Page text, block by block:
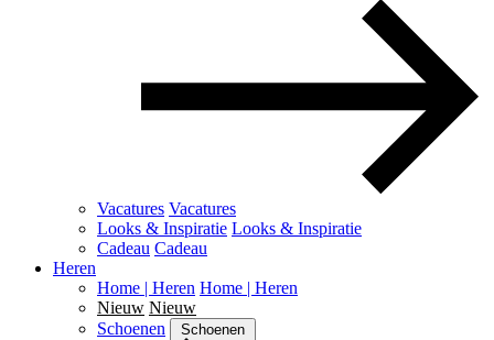
Vacatures Vacatures
Looks & Inspiratie Looks & Inspiratie
Cadeau Cadeau
Heren
Home | Heren Home | Heren
Nieuw Nieuw
Schoenen
Schoenen